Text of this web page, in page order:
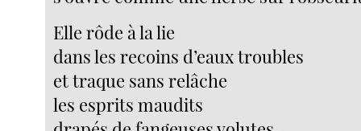
Elle rôde à la lie
dans les recoins d’eaux troubles
et traque sans relâche
les esprits maudits